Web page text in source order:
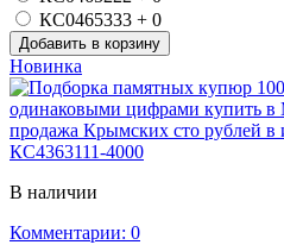
КС0465333 + 0
Новинка
КС4363111-4000
В наличии
Комментарии: 0